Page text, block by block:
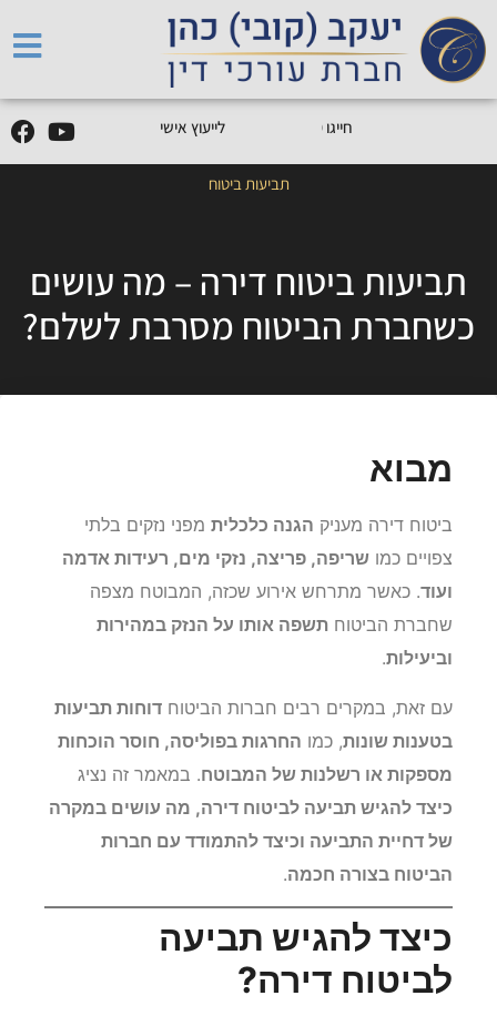
חייגו050- לייעוץ אישי
תביעות ביטוח
תביעות ביטוח דירה – מה עושים
כשחברת הביטוח מסרבת לשלם?
מבוא
ביטוח דירה מעניק הגנה כלכלית מפני נזקים בלתי
צפויים כמו שריפה, פריצה, נזקי מים, רעידות אדמה
ועוד. כאשר מתרחש אירוע שכזה, המבוטח מצפה
שחברת הביטוח תשפה אותו על הנזק במהירות
וביעילות.
עם זאת, במקרים רבים חברות הביטוח דוחות תביעות
בטענות שונות, כמו החרגות בפוליסה, חוסר הוכחות
מספקות או רשלנות של המבוטח. במאמר זה נציג
כיצד להגיש תביעה לביטוח דירה, מה עושים במקרה
של דחיית התביעה וכיצד להתמודד עם חברות
הביטוח בצורה חכמה.
כיצד להגיש תביעה
לביטוח דירה?